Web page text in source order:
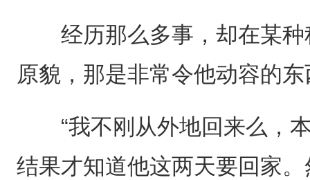
经历那么多事，却在某种
原貌，那是非常令他动容的
“我不刚从外地回来么，本
结果才知道他这两天要回家